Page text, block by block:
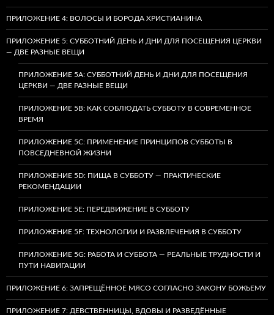
ПРИЛОЖЕНИЕ 4: ВОЛОСЫ И БОРОДА ХРИСТИАНИНА
ПРИЛОЖЕНИЕ 5: СУББОТНИЙ ДЕНЬ И ДНИ ДЛЯ ПОСЕЩЕНИЯ ЦЕРКВИ
— ДВЕ РАЗНЫЕ ВЕЩИ
ПРИЛОЖЕНИЕ 5A: СУББОТНИЙ ДЕНЬ И ДНИ ДЛЯ ПОСЕЩЕНИЯ
ЦЕРКВИ — ДВЕ РАЗНЫЕ ВЕЩИ
ПРИЛОЖЕНИЕ 5B: КАК СОБЛЮДАТЬ СУББОТУ В СОВРЕМЕННОЕ
ВРЕМЯ
ПРИЛОЖЕНИЕ 5C: ПРИМЕНЕНИЕ ПРИНЦИПОВ СУББОТЫ В
ПОВСЕДНЕВНОЙ ЖИЗНИ
ПРИЛОЖЕНИЕ 5D: ПИЩА В СУББОТУ — ПРАКТИЧЕСКИЕ
РЕКОМЕНДАЦИИ
ПРИЛОЖЕНИЕ 5E: ПЕРЕДВИЖЕНИЕ В СУББОТУ
ПРИЛОЖЕНИЕ 5F: ТЕХНОЛОГИИ И РАЗВЛЕЧЕНИЯ В СУББОТУ
ПРИЛОЖЕНИЕ 5G: РАБОТА И СУББОТА — РЕАЛЬНЫЕ ТРУДНОСТИ И
ПУТИ НАВИГАЦИИ
ПРИЛОЖЕНИЕ 6: ЗАПРЕЩЁННОЕ МЯСО СОГЛАСНО ЗАКОНУ БОЖЬЕМУ
ПРИЛОЖЕНИЕ 7: ДЕВСТВЕННИЦЫ, ВДОВЫ И РАЗВЕДЁННЫЕ